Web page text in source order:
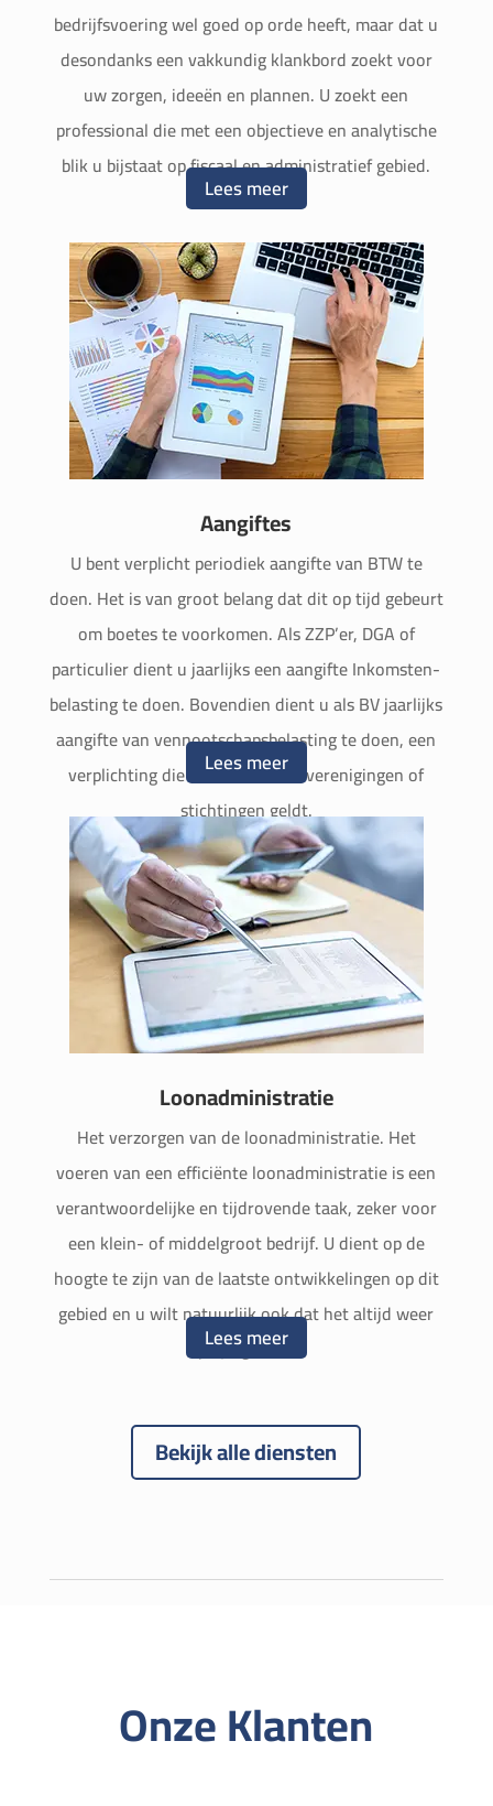
bedrijfsvoering wel goed op orde heeft, maar dat u
desondanks een vakkundig klankbord zoekt voor
uw zorgen, ideeën en plannen. U zoekt een
professional die met een objectieve en analytische
blik u bijstaat op fiscaal en administratief gebied.
Lees meer
Aangiftes
U bent verplicht periodiek aan­gifte van BTW te
doen. Het is van groot belang dat dit op tijd gebeurt
om boetes te voor­komen. Als ZZP’er, DGA of
particulier dient u jaar­lijks een aan­gifte Inkomsten­­
be­lasting te doen. Bovendien dient u als BV jaar­­lijks
aan­­gifte van vennoot­­schaps­­be­lasting te doen, een
ver­­plicht­ing die soms ook voor ver­­eniging­en of
sticht­ingen geldt.
Lees meer
Loonadministratie
Het verzorgen van de loonadministratie. Het
voeren van een efficiënte loonadministratie is een
verantwoordelijke en tijdrovende taak, zeker voor
een klein- of middelgroot bedrijf. U dient op de
hoogte te zijn van de laatste ontwikkelingen op dit
gebied en u wilt natuurlijk ook dat het altijd weer
op tijd gebeurt.
Lees meer
Bekijk alle diensten
Onze Klanten